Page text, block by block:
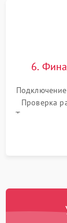
6.
Подключение
Проверка